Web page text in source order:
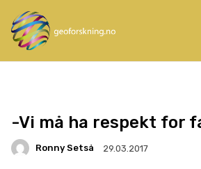
-Vi må ha respekt for
Ronny Setså 29.03.2017